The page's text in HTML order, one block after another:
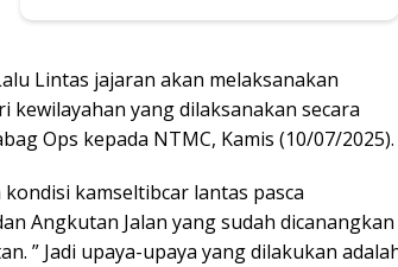
Lintas jajaran akan melaksanakan
yang dilaksanakan secara
Ops kepada NTMC, Kamis (10/07/2025).
kamseltibcar lantas pasca
Angkutan Jalan yang sudah dicanangkan
” Jadi upaya-upaya yang dilakukan